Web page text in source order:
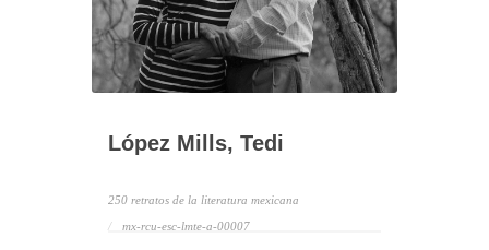
López Mills, Tedi
250 retratos de la literatura mexicana
mx-rcu-esc-lmte-a-00007